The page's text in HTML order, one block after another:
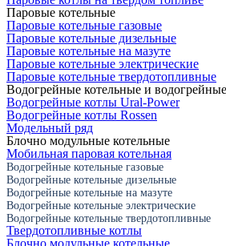
Паровые котельные
Паровые котельные газовые
Паровые котельные дизельные
Паровые котельные на мазуте
Паровые котельные электрические
Паровые котельные твердотопливные
Водогрейные котельные и
Водогрейные котлы Ural-Power
Водогрейные котлы Rossen
Модельный ряд
Блочно модульные котельные
Мобильная паровая котельная
Водогрейные котельные газовые
Водогрейные котельные дизельные
Водогрейные котельные на мазуте
Водогрейные котельные электрические
Водогрейные котельные твердотопливные
Твердотопливные котлы
Блочно модульные котельные